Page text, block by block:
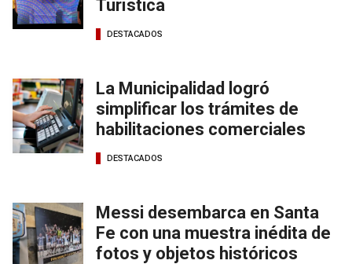
Turística
DESTACADOS
La Municipalidad logró
simplificar los trámites de
habilitaciones comerciales
DESTACADOS
Messi desembarca en Santa
Fe con una muestra inédita de
fotos y objetos históricos